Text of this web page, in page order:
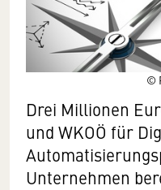
©
Drei Millionen
und WKOÖ für
Unternehmen